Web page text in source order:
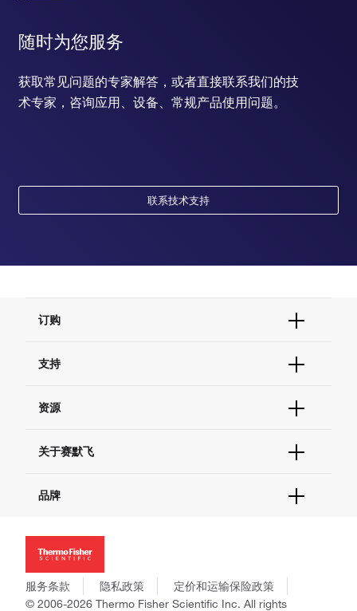
随时为您服务
获取常见问题的专家解答，或者直接联系我们的技
术专家，咨询应用、设备、常规产品使用问题。
联系技术支持
订购
订单支持
现货供应中心
支持
联系我们 - 400 820 8982
查找文件&证书
资源
促销
社交媒体
关于赛默飞
招聘
新闻
社会责任
商标
政策和通知
品牌
Applied Biosystems
Invitrogen
Gibco
Ion Torrent
服务条款 隐私政策
定价和运输保险政策
© 2006-2026 Thermo Fisher Scientific Inc. All rights